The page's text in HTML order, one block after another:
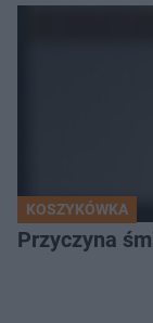
KOSZYKÓWKA
Przyczyna